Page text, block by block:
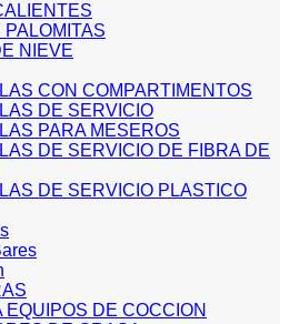
PALOMITAS
NIEVE
CON COMPARTIMENTOS
DE SERVICIO
PARA MESEROS
DE SERVICIO DE FIBRA DE
DE SERVICIO PLASTICO
EQUIPOS DE COCCION